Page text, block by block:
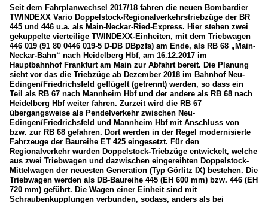
Seit dem Fahrplanwechsel 2017/18 fahren die neuen Bombardier
TWINDEXX Vario Doppelstock-Regionalverkehrstriebzüge der BR
445 und 446 u.a. als Main-Neckar-Ried-Express. Hier stehen zwei
gekuppelte vierteilige TWINDEXX-Einheiten, mit dem Triebwagen
446 019 (91 80 0446 019-5 D-DB DBpzfa) am Ende, als RB 68 „Main-
Neckar-Bahn“ nach Heidelberg Hbf, am 16.12.2017 im
Hauptbahnhof Frankfurt am Main zur Abfahrt bereit. Die Planung
sieht vor das die Triebzüge ab Dezember 2018 im Bahnhof Neu-
Edingen/Friedrichsfeld geflügelt (getrennt) werden, so dass ein
Teil als RB 67 nach Mannheim Hbf und der andere als RB 68 nach
Heidelberg Hbf weiter fahren. Zurzeit wird die RB 67
übergangsweise als Pendelverkehr zwischen Neu-
Edingen/Friedrichsfeld und Mannheim Hbf mit Anschluss von
bzw. zur RB 68 gefahren. Dort werden in der Regel modernisierte
Fahrzeuge der Baureihe ET 425 eingesetzt. Für den
Regionalverkehr wurden Doppelstock-Triebzüge entwickelt, welche
aus zwei Triebwagen und dazwischen eingereihten Doppelstock-
Mittelwagen der neuesten Generation (Typ Görlitz IX) bestehen. Die
Triebwagen werden als DB-Baureihe 445 (EH 600 mm) bzw. 446 (EH
720 mm) geführt. Die Wagen einer Einheit sind mit
Schraubenkupplungen verbunden, sodass, anders als bei